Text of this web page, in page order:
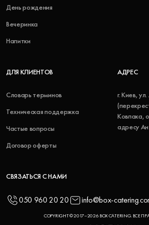
День рождения
Вечеринка
Напитки
ДЛЯ КЛИЕНТОВ
Словарь терминов
Техническая поддержка
Частые вопросы
Договор оферты
АДРЕС
г. Киев,
Ковпака,
адресу
СВЯЗАТЬСЯ С НАМИ
050 960 20 20 info@box-
COPYRIGHT © 2017–2026 BOX CATERING.